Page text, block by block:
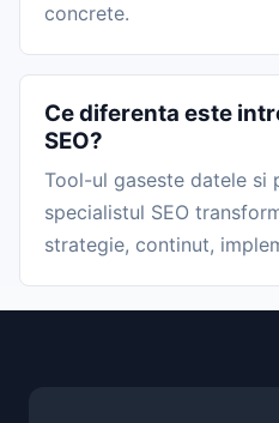
concrete.
Ce diferenta este
SEO?
Tool-ul gaseste datele si
specialistul SEO
strategie, continut,